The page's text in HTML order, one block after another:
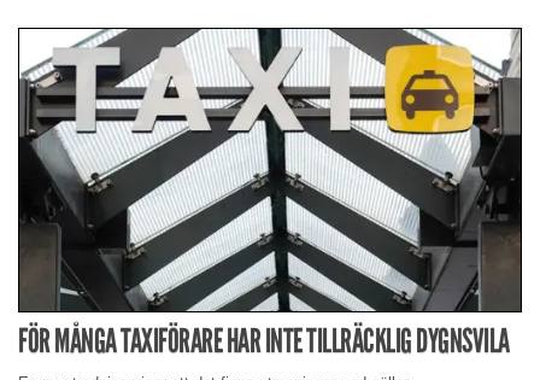
FÖR MÅNGA TAXIFÖRARE HAR INTE TILLRÄCKLIG DYGNSVILA